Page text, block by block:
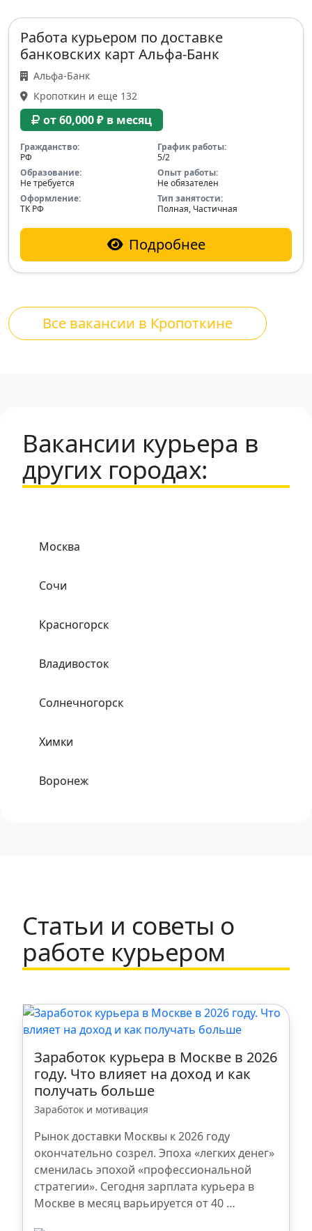
Работа курьером по доставке
банковских карт Альфа-Банк
Альфа-Банк
Кропоткин и еще 132
от 60,000 ₽ в месяц
Гражданство:
РФ
График работы:
5/2
Образование:
Не требуется
Опыт работы:
Не обязателен
Оформление:
ТК РФ
Тип занятости:
Полная, Частичная
Подробнее
Все вакансии в Кропоткине
Вакансии курьера в
других городах:
Москва
Сочи
Красногорск
Владивосток
Солнечногорск
Химки
Воронеж
Набережные Челны
Санкт-Петербург
Казань
Ростов-на-Дону
Ступино
Ульяновск
Ханты-Мансийск
Статьи и советы о
работе курьером
Заработок курьера в Москве в 2026
году. Что влияет на доход и как
получать больше
Заработок и мотивация
Рынок доставки Москвы к 2026 году
окончательно созрел. Эпоха «легких денег»
сменилась эпохой «профессиональной
стратегии». Сегодня зарплата курьера в
Москве в месяц варьируется от 40 …